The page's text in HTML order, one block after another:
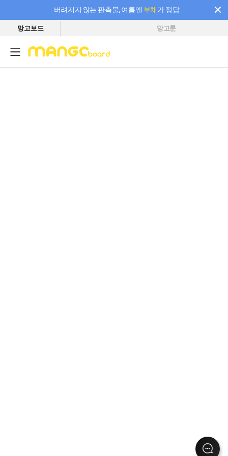
버려지지 않는 판촉물, 여름엔 부채가 정답
필요한 만큼 충전하고 끊김 없이 작업하세요! 새로워진 AI 부스터 요금제
망고보드 망고툰